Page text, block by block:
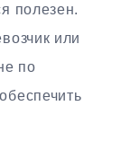
полезен.
или
по